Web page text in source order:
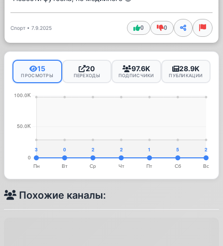
Спорт • 7.9.2025 0 0
15
ПРОСМОТРЫ
20
ПЕРЕХОДЫ
97.6K
ПОДПИСЧИКИ
28.9K
ПУБЛИКАЦИИ
Похожие каналы: